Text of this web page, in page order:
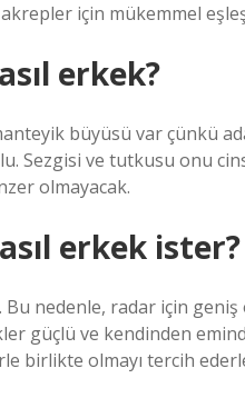
için mükemmel
erkek?
büyüsü var çünkü
Sezgisi ve tutkusu onu
olmayacak.
erkek ister?
Bu nedenle, radar için
güçlü ve kendinden
birlikte olmayı tercih